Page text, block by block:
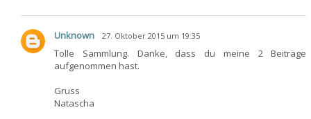
Unknown 27. Oktober 2015 um 19:35
Tolle Sammlung. Danke, dass du meine 2 Beiträge
aufgenommen hast.
Gruss
Natascha